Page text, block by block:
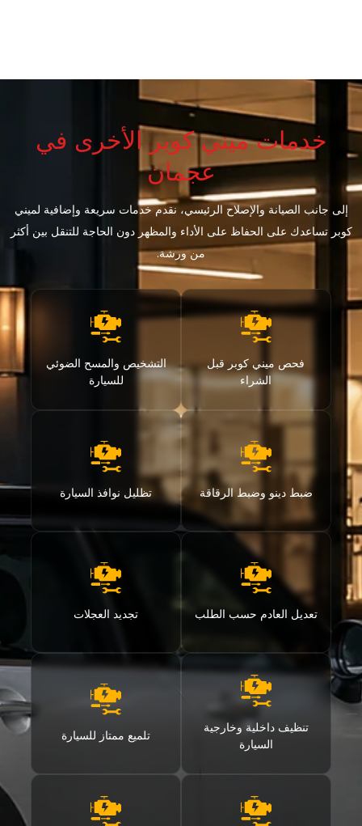
خدمات ميني كوبر الأخرى في
عجمان
إلى جانب الصيانة والإصلاح الرئيسي، نقدم خدمات سريعة وإضافية لميني
كوبر تساعدك على الحفاظ على الأداء والمظهر دون الحاجة للتنقل بين أكثر
من ورشة.
فحص ميني كوبر قبل
الشراء
التشخيص والمسح الضوئي
للسيارة
ضبط دينو وضبط الرقاقة تظليل نوافذ السيارة
تعديل العادم حسب الطلب تجديد العجلات
تنظيف داخلية وخارجية
السيارة
تلميع ممتاز للسيارة